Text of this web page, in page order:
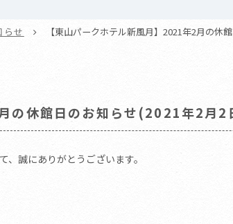
らせ 【東山パークホテル新風月】2021年2月の休
の休館日のお知らせ(2021年2月2
誠にありがとうございます。